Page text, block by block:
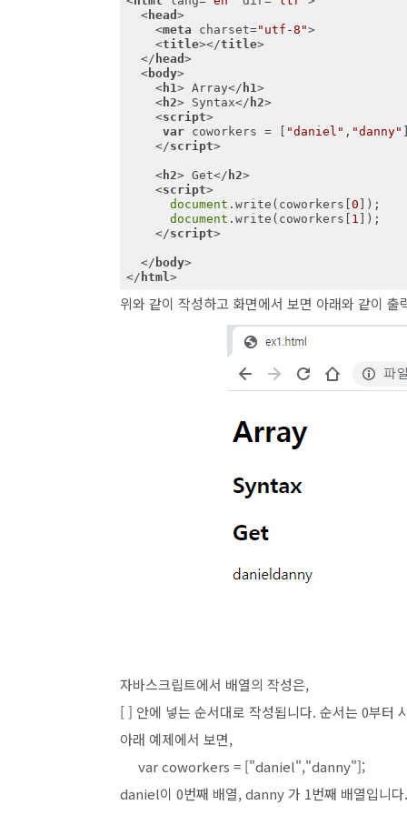
<head >
<meta charset="utf-8">
<title></title>
</ head >
<body>
<h1 > Array</ h1 >
<h2> Syntax</ h2>
<script>
var coworkers = [ "daniel" , "danny"
</script>
<h2> Get</ h2>
<script>
document .write(coworkers[0 ]);
document .write(coworkers[ 1 ]);
</script>
</ body>
</ html >
위와 같이 작성하고 화면에서 보면 아래와 같이 출
자바스크립트에서 배열의 작성은,
[ ] 안에 넣는 순서대로 작성됩니다. 순서는 0부터
아래 예제에서 보면,
var coworkers = ["daniel","danny"];
daniel이 0번째 배열, danny 가 1번째 배열입니다.